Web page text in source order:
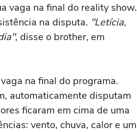
vaga na final do reality show.
na disputa. "Letícia,
, disse o brother, em
na final do programa.
automaticamente disputam
ficaram em cima de uma
vento, chuva, calor e um